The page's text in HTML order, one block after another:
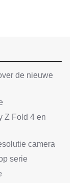
de nieuwe
Z Fold 4 en
camera
serie